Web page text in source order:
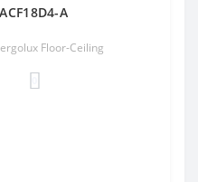
A
Floor-Ceiling